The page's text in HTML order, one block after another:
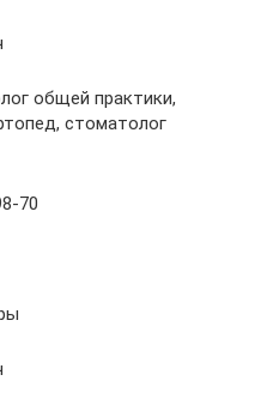
общей практики,
стоматолог
70